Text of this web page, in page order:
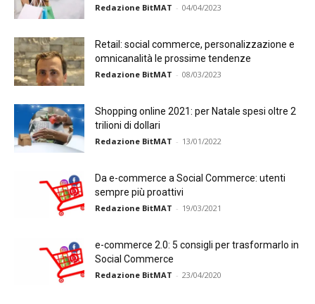
Redazione BitMAT - 04/04/2023
Retail: social commerce, personalizzazione e
omnicanalità le prossime tendenze
Redazione BitMAT - 08/03/2023
Shopping online 2021: per Natale spesi oltre 2
trilioni di dollari
Redazione BitMAT - 13/01/2022
Da e-commerce a Social Commerce: utenti
sempre più proattivi
Redazione BitMAT - 19/03/2021
e-commerce 2.0: 5 consigli per trasformarlo in
Social Commerce
Redazione BitMAT - 23/04/2020